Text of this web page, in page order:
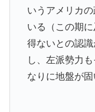
いうアメリカ
いる（この期
得ないとの認
し、左派勢力
なりに地盤が固